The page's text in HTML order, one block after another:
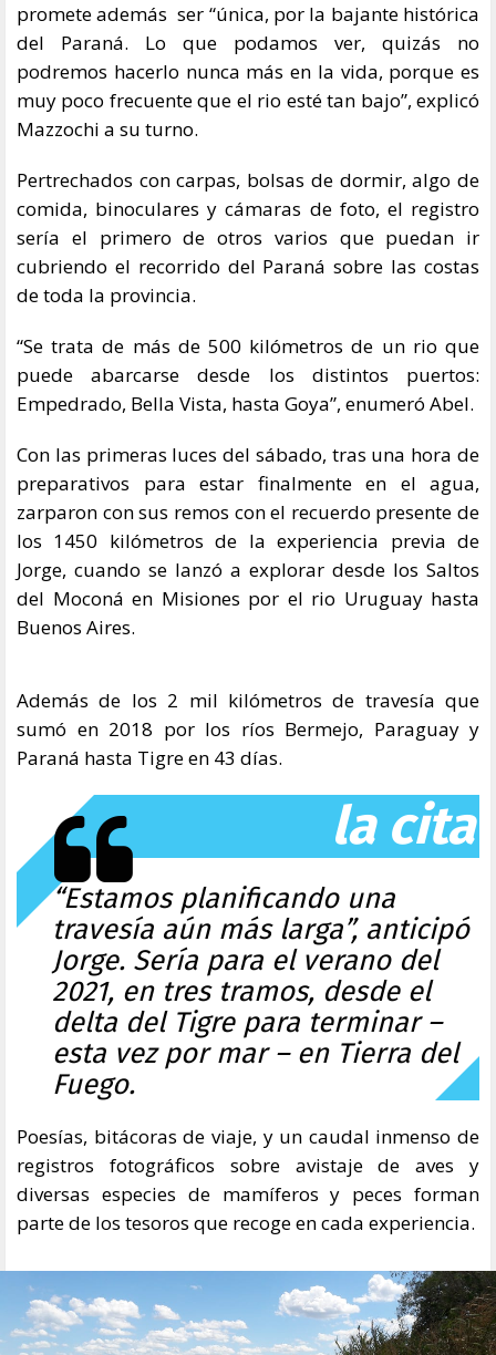
promete además ser “única, por la bajante histórica
del Paraná. Lo que podamos ver, quizás no
podremos hacerlo nunca más en la vida, porque es
muy poco frecuente que el rio esté tan bajo”, explicó
Mazzochi a su turno.
Pertrechados con carpas, bolsas de dormir, algo de
comida, binoculares y cámaras de foto, el registro
sería el primero de otros varios que puedan ir
cubriendo el recorrido del Paraná sobre las costas
de toda la provincia.
“Se trata de más de 500 kilómetros de un rio que
puede abarcarse desde los distintos puertos:
Empedrado, Bella Vista, hasta Goya”, enumeró Abel.
Con las primeras luces del sábado, tras una hora de
preparativos para estar finalmente en el agua,
zarparon con sus remos con el recuerdo presente de
los 1450 kilómetros de la experiencia previa de
Jorge, cuando se lanzó a explorar desde los Saltos
del Moconá en Misiones por el rio Uruguay hasta
Buenos Aires.
Además de los 2 mil kilómetros de travesía que
sumó en 2018 por los ríos Bermejo, Paraguay y
Paraná hasta Tigre en 43 días.
la cita
“Estamos planificando una
travesía aún más larga”, anticipó
Jorge. Sería para el verano del
2021, en tres tramos, desde el
delta del Tigre para terminar –
esta vez por mar – en Tierra del
Fuego.
Poesías, bitácoras de viaje, y un caudal inmenso de
registros fotográficos sobre avistaje de aves y
diversas especies de mamíferos y peces forman
parte de los tesoros que recoge en cada experiencia.